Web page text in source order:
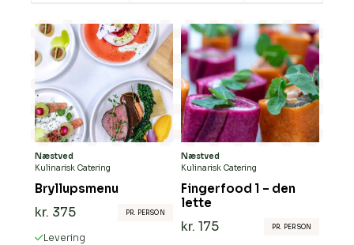
Næstved
Kulinarisk Catering
Bryllupsmenu
kr. 375 PR. PERSON
Levering
Næstved
Kulinarisk Catering
Fingerfood 1 – den
lette
kr. 175 PR. PERSON